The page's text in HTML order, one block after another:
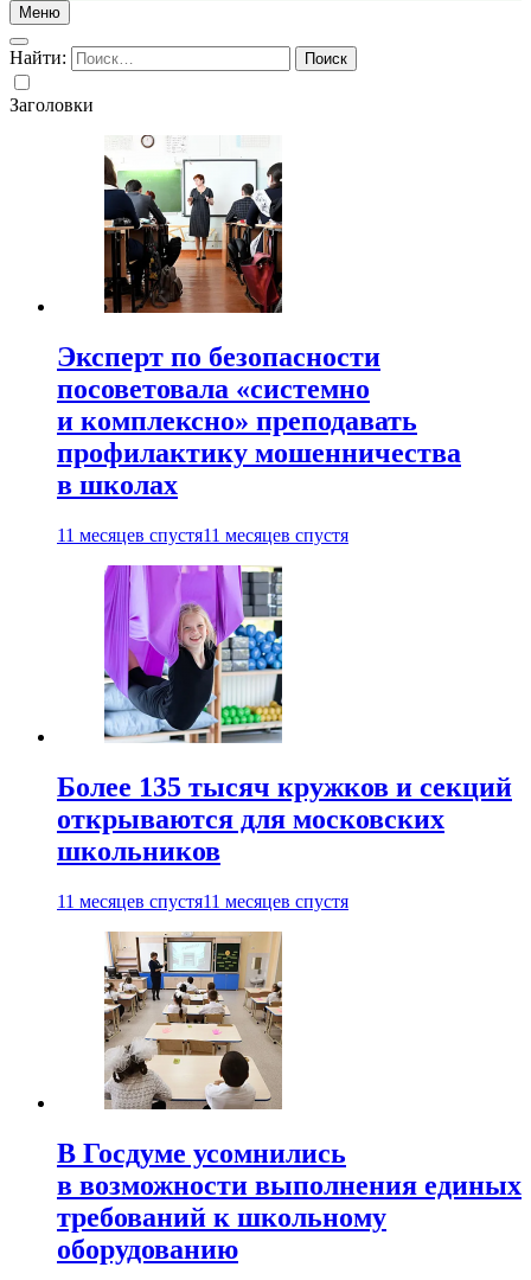
Меню
Найти:
Заголовки
Эксперт по безопасности
посоветовала «системно
и комплексно» преподавать
профилактику мошенничества
в школах
11 месяцев спустя11 месяцев спустя
Более 135 тысяч кружков и секций
открываются для московских
школьников
11 месяцев спустя11 месяцев спустя
В Госдуме усомнились
в возможности выполнения единых
требований к школьному
оборудованию